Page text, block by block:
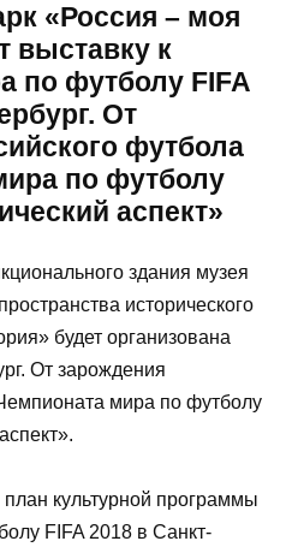
«Россия – моя
выставку к
по футболу FIFA
От
футбола
по футболу
аспект»
здания музея
исторического
будет организована
От зарождения
мира по футболу
культурной программы
FIFA 2018 в Санкт-